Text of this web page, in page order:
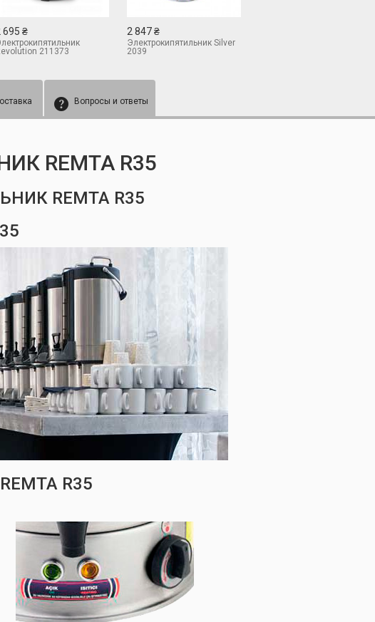
695 ₴
211373
2 847 ₴
Электрокипятильник Silver
2039
Вопросы и ответы
REMTA R35
REMTA R35
R35